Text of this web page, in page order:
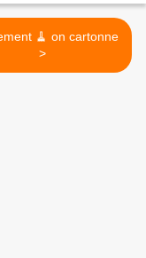
🧹 on cartonne
>